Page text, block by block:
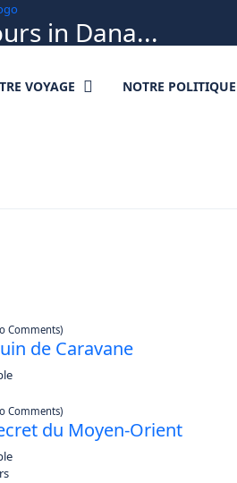
VOYAGE NOTRE POLITIQUE
in Dana...
Comments)
de Caravane
Comments)
du Moyen-Orient